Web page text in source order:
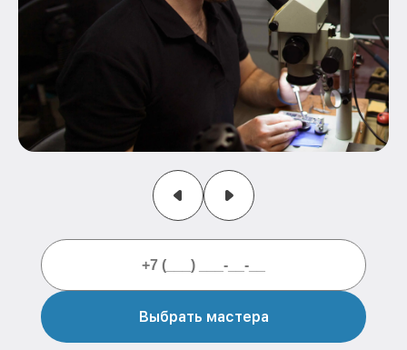
Выбрать мастера